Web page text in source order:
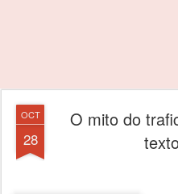
OCT
28
O mito do